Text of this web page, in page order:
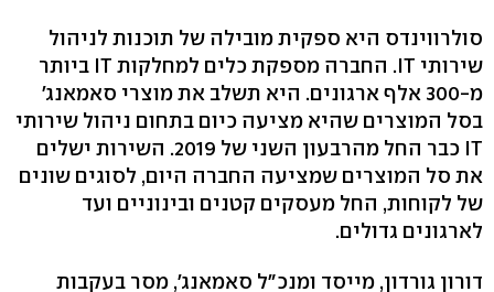
סולרווינדס היא ספקית מובילה של תוכנות לניהול
שירותי IT. החברה מספקת כלים למחלקות IT ביותר
מ-300 אלף ארגונים. היא תשלב את מוצרי סאמאנג'
בסל המוצרים שהיא מציעה כיום בתחום ניהול שירותי
IT כבר החל מהרבעון השני של 2019. השירות ישלים
את סל המוצרים שמציעה החברה היום, לסוגים שונים
של לקוחות, החל מעסקים קטנים ובינוניים ועד
לארגונים גדולים.
דורון גורדון, מייסד ומנכ"ל סאמאנג', מסר בעקבות